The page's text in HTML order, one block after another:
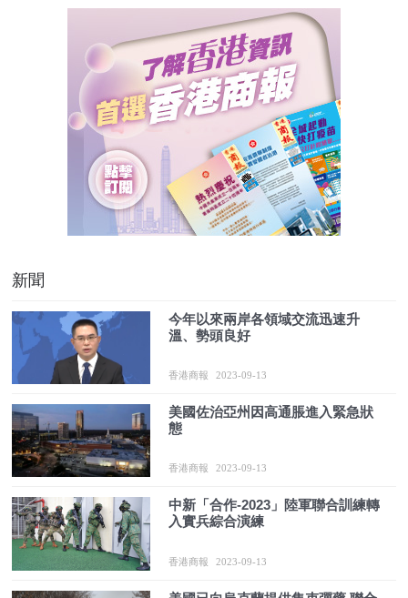
新聞
今年以來兩岸各領域交流迅速升
溫、勢頭良好
香港商報 2023-09-13
美國佐治亞州因高通脹進入緊急狀
態
香港商報 2023-09-13
中新「合作-2023」陸軍聯合訓練轉
入實兵綜合演練
香港商報 2023-09-13